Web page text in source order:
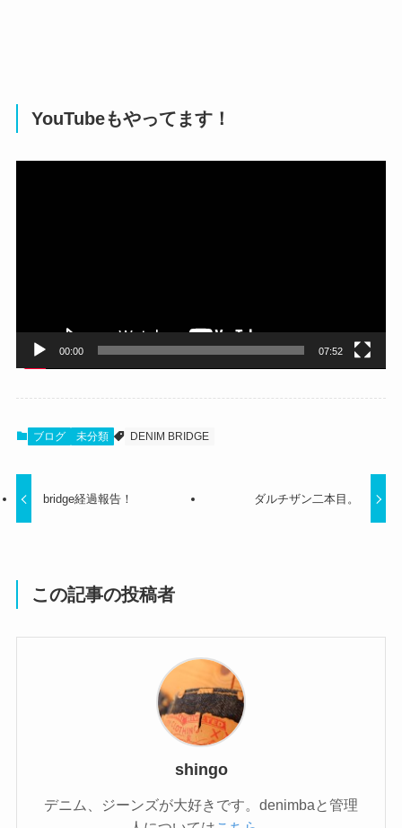
YouTubeもやってます！
00:00 07:52
ブログ 未分類 DENIM BRIDGE
bridge経過報告！ ダルチザン二本目。
この記事の投稿者
shingo
デニム、ジーンズが大好きです。denimbaと管理